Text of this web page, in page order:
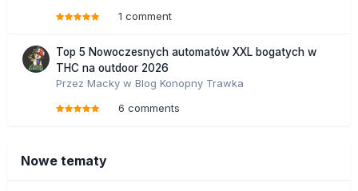
1 comment
Top 5 Nowoczesnych automatów XXL bogatych w
THC na outdoor 2026
Przez Macky w Blog Konopny Trawka
6 comments
Nowe tematy